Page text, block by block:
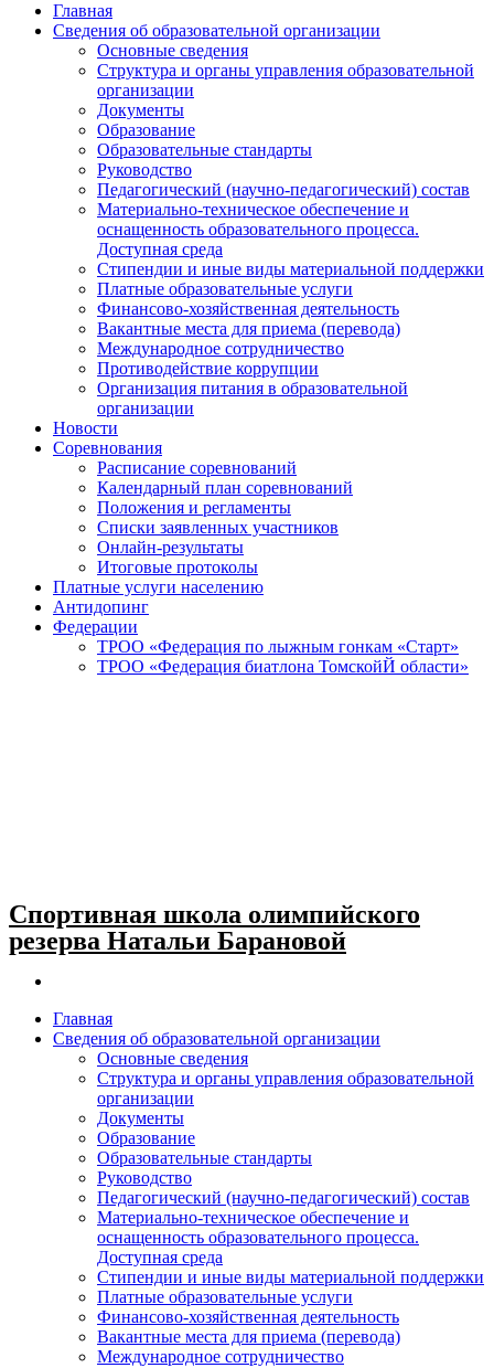
Главная
Сведения об образовательной организации
Основные сведения
Структура и органы управления образовательной
организации
Документы
Образование
Образовательные стандарты
Руководство
Педагогический (научно-педагогический) состав
Материально-техническое обеспечение и
оснащенность образовательного процесса.
Доступная среда
Стипендии и иные виды материальной поддержки
Платные образовательные услуги
Финансово-хозяйственная деятельность
Вакантные места для приема (перевода)
Международное сотрудничество
Противодействие коррупции
Организация питания в образовательной
организации
Новости
Соревнования
Расписание соревнований
Календарный план соревнований
Положения и регламенты
Списки заявленных участников
Онлайн-результаты
Итоговые протоколы
Платные услуги населению
Антидопинг
Федерации
ТРОО «Федерация по лыжным гонкам «Старт»
ТРОО «Федерация биатлона ТомскойЙ области»
Спортивная школа олимпийского
резерва Натальи Барановой
Главная
Сведения об образовательной организации
Основные сведения
Структура и органы управления образовательной
организации
Документы
Образование
Образовательные стандарты
Руководство
Педагогический (научно-педагогический) состав
Материально-техническое обеспечение и
оснащенность образовательного процесса.
Доступная среда
Стипендии и иные виды материальной поддержки
Платные образовательные услуги
Финансово-хозяйственная деятельность
Вакантные места для приема (перевода)
Международное сотрудничество